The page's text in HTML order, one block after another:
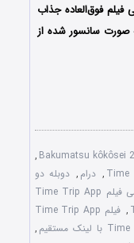
فوق‌العاده جذاب
صورت سانسور شده از
Bakumatsu kôkôsei
,
, درام , دوبله دو
دوبله فارسی فیلم Time Trip App
,
فیلم Time Trip App
,